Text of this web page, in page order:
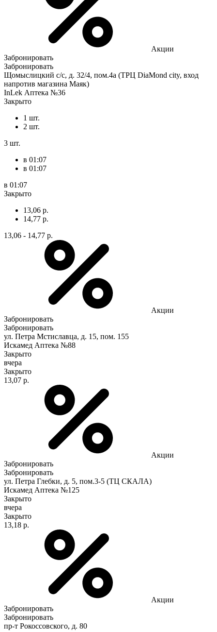
Акции
Забронировать
Забронировать
Щомыслицкий с/с, д. 32/4, пом.4а (ТРЦ DiaMond city, вход
напротив магазина Маяк)
InLek Аптека №36
Закрыто
1 шт.
2 шт.
3 шт.
в 01:07
в 01:07
в 01:07
Закрыто
13,06 р.
14,77 р.
13,06 - 14,77 р.
Акции
Забронировать
Забронировать
ул. Петра Мстиславца, д. 15, пом. 155
Искамед Аптека №88
Закрыто
вчера
Закрыто
13,07 р.
Акции
Забронировать
Забронировать
ул. Петра Глебки, д. 5, пом.3-5 (ТЦ СКАЛА)
Искамед Аптека №125
Закрыто
вчера
Закрыто
13,18 р.
Акции
Забронировать
Забронировать
пр-т Рокоссовского, д. 80